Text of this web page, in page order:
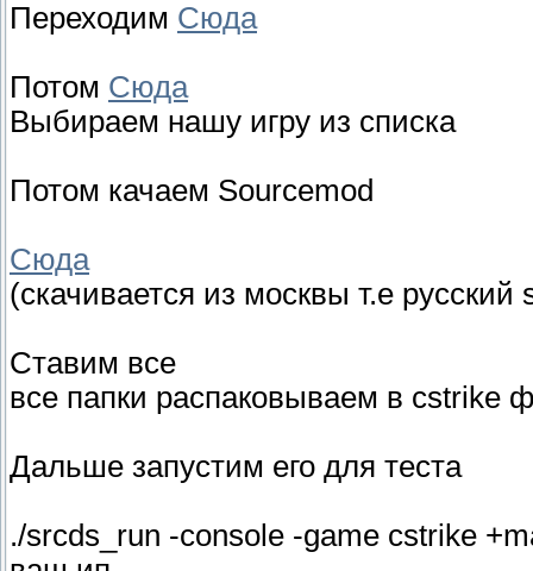
Переходим Сюда
Потом Сюда
Выбираем нашу игру из списка
Потом качаем Sourcemod
Сюда
(скачивается из москвы т.е русский
Ставим все
все папки распаковываем в cstrike
Дальше запустим его для теста
./srcds_run -console -game cstrike